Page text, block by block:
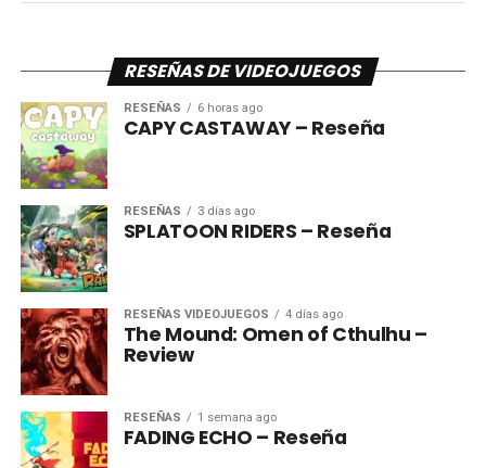
RESEÑAS DE VIDEOJUEGOS
RESEÑAS 6 horas ago
CAPY CASTAWAY – Reseña
RESEÑAS 3 días ago
SPLATOON RIDERS – Reseña
RESEÑAS VIDEOJUEGOS 4 días ago
The Mound: Omen of Cthulhu –
Review
RESEÑAS 1 semana ago
FADING ECHO – Reseña